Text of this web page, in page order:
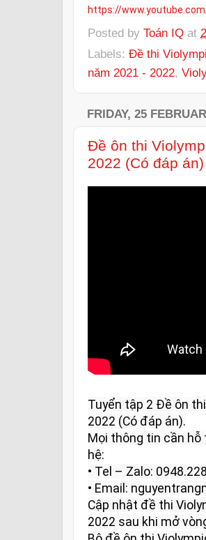
https://
Posted by Toán IQ at
Labels: Đề thi
năm 2021 - 2022,
FRIDAY, 25
Đề ôn thi
2022 (Có đáp án)
Tuyển tập 2 Đề ôn
2022 (Có đáp án).
Mọi thông tin cần
hệ:
• Tel – Zalo:
• Email:
Cập nhật đề thi
2022 sau khi mở